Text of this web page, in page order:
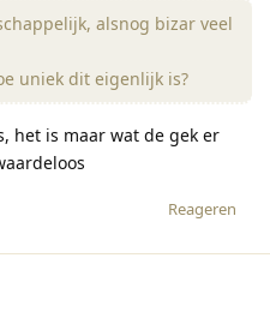
alsnog bizar veel
uniek dit eigenlijk is?
het is maar wat de gek er
Reageren